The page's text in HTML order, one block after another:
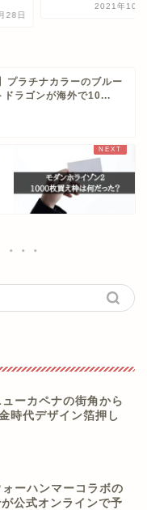
28日
2021年10月
プラチナカラーのブルー
ドラゴンが海外で10...
ューカペナの街角から
時代デザイン箔押し
ォーハンマーコラボの
公式オンラインで予